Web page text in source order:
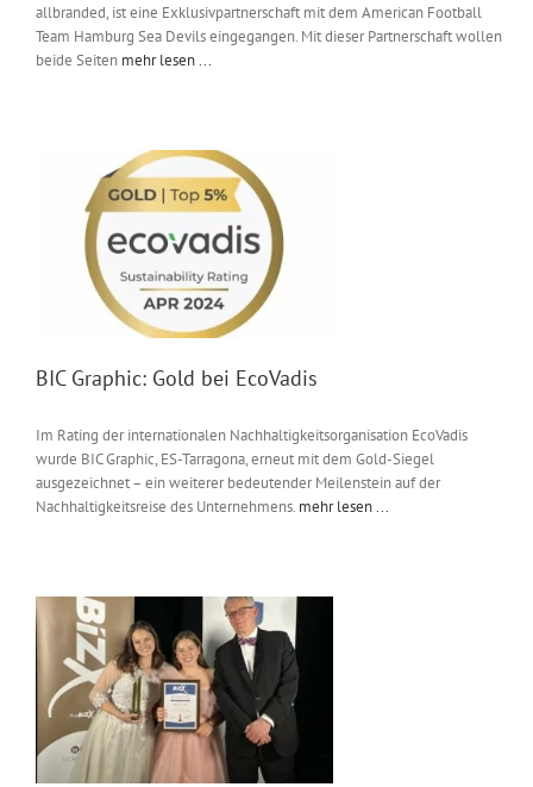
allbranded, ist eine Exklusivpartnerschaft mit dem American Football
Team Hamburg Sea Devils eingegangen. Mit dieser Partnerschaft wollen
beide Seiten mehr lesen ...
BIC Graphic: Gold bei EcoVadis
Im Rating der internationalen Nachhaltigkeitsorganisation EcoVadis
wurde BIC Graphic, ES-Tarragona, erneut mit dem Gold-Siegel
ausgezeichnet – ein weiterer bedeutender Meilenstein auf der
Nachhaltigkeitsreise des Unternehmens. mehr lesen ...